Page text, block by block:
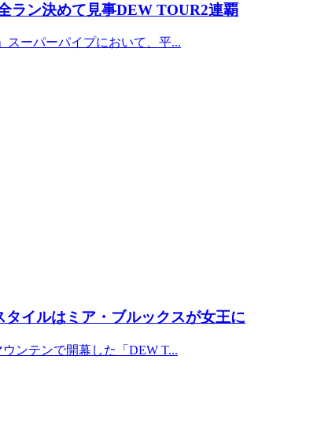
ラン決めて見事DEW TOUR2連覇
スーパーパイプにおいて、平...
イルはミア・ブルックスが女王に
ンテンで開幕した「DEW T...